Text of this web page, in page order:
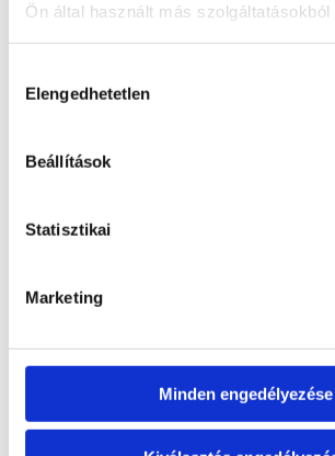
Ön által használt más szolgáltatásokból
kiválasztása
Elengedhetetlen
Beállítások
Statisztikai
Marketing
Minden engedélyezése
Statisztika készítéséhez
cookie-k
tartalmakkal megtölteni,
A honlap az alábbi „statisztika